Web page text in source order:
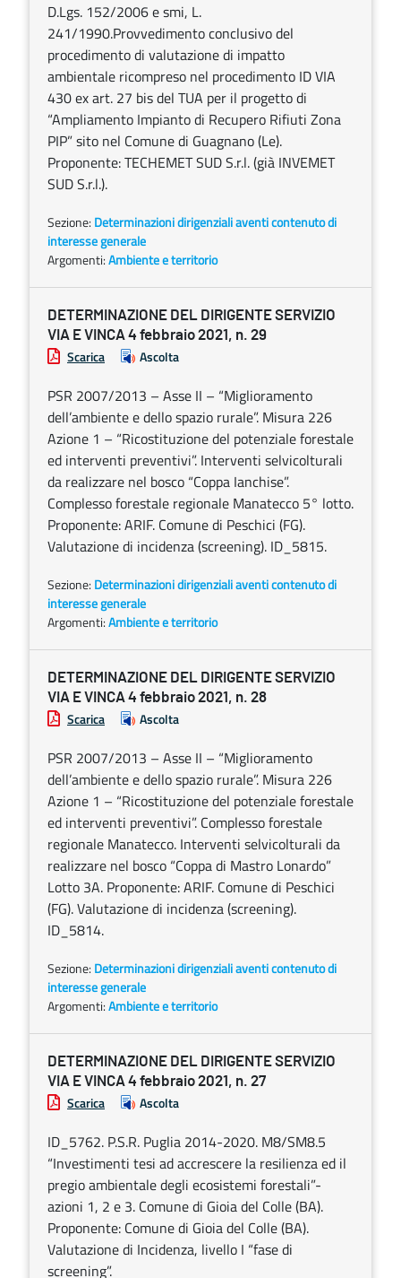
D.Lgs. 152/2006 e smi, L.
241/1990.Provvedimento conclusivo del
procedimento di valutazione di impatto
ambientale ricompreso nel procedimento ID VIA
430 ex art. 27 bis del TUA per il progetto di
“Ampliamento Impianto di Recupero Rifiuti Zona
PIP” sito nel Comune di Guagnano (Le).
Proponente: TECHEMET SUD S.r.l. (già INVEMET
SUD S.r.l.).
Sezione: Determinazioni dirigenziali aventi contenuto di
interesse generale
Argomenti:Ambiente e territorio
DETERMINAZIONE DEL DIRIGENTE SERVIZIO
VIA E VINCA 4 febbraio 2021, n. 29
Scarica Ascolta
PSR 2007/2013 – Asse II – “Miglioramento
dell’ambiente e dello spazio rurale”. Misura 226
Azione 1 – “Ricostituzione del potenziale forestale
ed interventi preventivi”. Interventi selvicolturali
da realizzare nel bosco “Coppa Ianchise”.
Complesso forestale regionale Manatecco 5° lotto.
Proponente: ARIF. Comune di Peschici (FG).
Valutazione di incidenza (screening). ID_5815.
Sezione: Determinazioni dirigenziali aventi contenuto di
interesse generale
Argomenti:Ambiente e territorio
DETERMINAZIONE DEL DIRIGENTE SERVIZIO
VIA E VINCA 4 febbraio 2021, n. 28
Scarica Ascolta
PSR 2007/2013 – Asse II – “Miglioramento
dell’ambiente e dello spazio rurale”. Misura 226
Azione 1 – “Ricostituzione del potenziale forestale
ed interventi preventivi”. Complesso forestale
regionale Manatecco. Interventi selvicolturali da
realizzare nel bosco “Coppa di Mastro Lonardo”
Lotto 3A. Proponente: ARIF. Comune di Peschici
(FG). Valutazione di incidenza (screening).
ID_5814.
Sezione: Determinazioni dirigenziali aventi contenuto di
interesse generale
Argomenti:Ambiente e territorio
DETERMINAZIONE DEL DIRIGENTE SERVIZIO
VIA E VINCA 4 febbraio 2021, n. 27
Scarica Ascolta
ID_5762. P.S.R. Puglia 2014-2020. M8/SM8.5
“Investimenti tesi ad accrescere la resilienza ed il
pregio ambientale degli ecosistemi forestali”-
azioni 1, 2 e 3. Comune di Gioia del Colle (BA).
Proponente: Comune di Gioia del Colle (BA).
Valutazione di Incidenza, livello I “fase di
screening”.